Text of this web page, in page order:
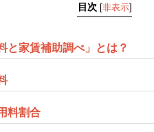
目次 [非表示]
と家賃補助調べ」とは？
料割合